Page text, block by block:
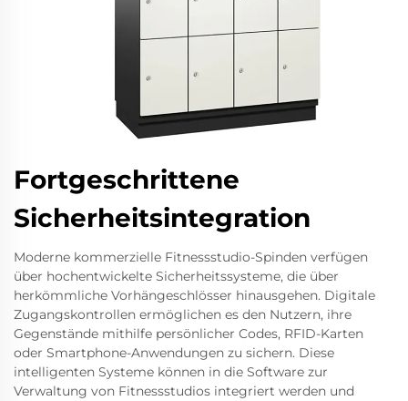
Fortgeschrittene
Sicherheitsintegration
Moderne kommerzielle Fitnessstudio-Spinden verfügen
über hochentwickelte Sicherheitssysteme, die über
herkömmliche Vorhängeschlösser hinausgehen. Digitale
Zugangskontrollen ermöglichen es den Nutzern, ihre
Gegenstände mithilfe persönlicher Codes, RFID-Karten
oder Smartphone-Anwendungen zu sichern. Diese
intelligenten Systeme können in die Software zur
Verwaltung von Fitnessstudios integriert werden und